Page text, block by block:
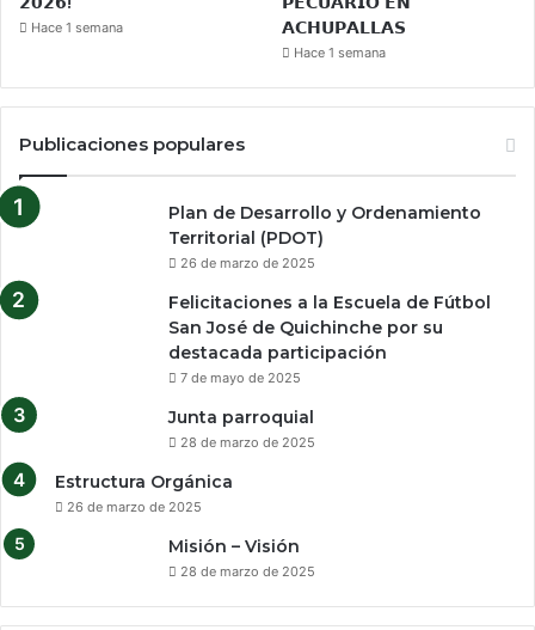
Hace 1 semana
𝗔𝗖𝗛𝗨𝗣𝗔𝗟𝗟𝗔𝗦
Hace 1 semana
Publicaciones populares
Plan de Desarrollo y Ordenamiento
Territorial (PDOT)
26 de marzo de 2025
Felicitaciones a la Escuela de Fútbol
San José de Quichinche por su
destacada participación
7 de mayo de 2025
Junta parroquial
28 de marzo de 2025
Estructura Orgánica
26 de marzo de 2025
Misión – Visión
28 de marzo de 2025